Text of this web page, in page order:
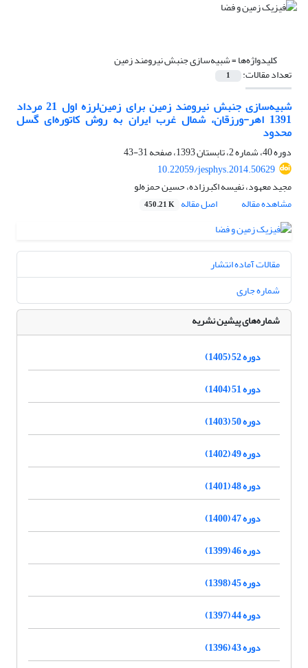
کلیدواژه‌ها =شبیه‌سازی جنبش نیرومند زمین
تعداد مقالات: 1
شبیه‌سازی جنبش نیرومند زمین برای زمین‌لرزه اول 21 مرداد
1391 اهر-ورزقان، شمال غرب ایران به روش کاتوره‌ای گسل
محدود
دوره 40، شماره 2، تابستان 1393، صفحه
31-43
10.22059/jesphys.2014.50629
مجید معهود، نفیسه اکبرزاده، حسین حمزه‌لو
مشاهده مقاله
اصل مقاله 450.21 K
مقالات آماده انتشار
شماره جاری
شماره‌های پیشین نشریه
دوره 52 (1405)
دوره 51 (1404)
دوره 50 (1403)
دوره 49 (1402)
دوره 48 (1401)
دوره 47 (1400)
دوره 46 (1399)
دوره 45 (1398)
دوره 44 (1397)
دوره 43 (1396)